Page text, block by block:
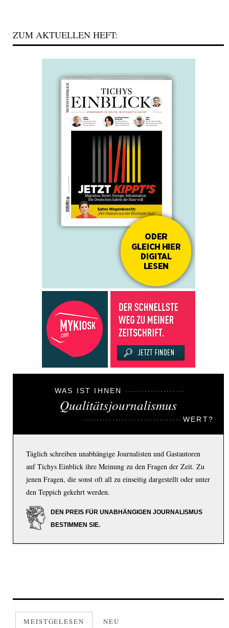
ZUM AKTUELLEN HEFT:
WAS IST IHNEN
Qualitätsjournalismus
WERT?
Täglich schreiben unabhängige Journalisten und Gastautoren
auf Tichys Einblick ihre Meinung zu den Fragen der Zeit. Zu
jenen Fragen, die sonst oft all zu einseitig dargestellt oder unter
den Teppich gekehrt werden.
DEN PREIS FÜR UNABHÄNGIGEN JOURNALISMUS
BESTIMMEN SIE.
MEISTGELESEN NEU